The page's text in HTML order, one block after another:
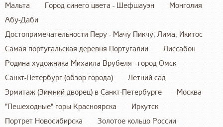
Мальта
Город синего цвета - Шефшауэн
Монголия
Абу-Даби
Достопримечательности Перу - Мачу Пикчу, Лима, Икитос
Самая португальская деревня Португалии
Лиссабон
Родина художника Михаила Врубеля - город Омск
Санкт-Петербург (обзор города)
Летний сад
Эрмитаж (Зимний дворец) в Санкт-Петербурге
Москва
"Пешеходные" горы Красноярска
Иркутск
Портрет Новосибирска
Золотое кольцо России